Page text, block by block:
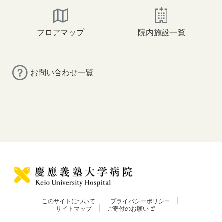
フロアマップ 院内施設一覧
お問い合わせ一覧
このサイトについて
プライバシーポリシー
サイトマップ
ご寄付のお願い